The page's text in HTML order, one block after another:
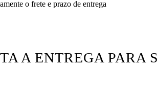
o frete e prazo de entrega
A ENTREGA PARA